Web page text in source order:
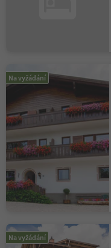
Na vyžádání
Na vyžádání